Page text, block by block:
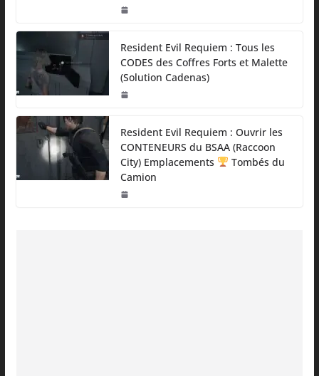
Resident Evil Requiem : Tous les
CODES des Coffres Forts et Malette
(Solution Cadenas)
Resident Evil Requiem : Ouvrir les
CONTENEURS du BSAA (Raccoon
City) Emplacements
Tombés du
Camion